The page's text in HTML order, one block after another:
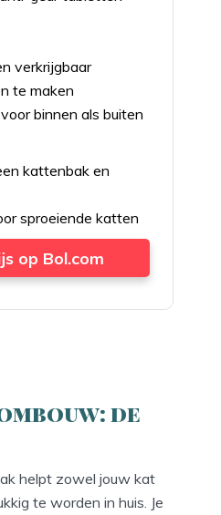
verkrijgbaar
te maken
binnen als buiten
kattenbak en
sproeiende katten
op Bol.com
de
helpt zowel jouw kat
te worden in huis. Je